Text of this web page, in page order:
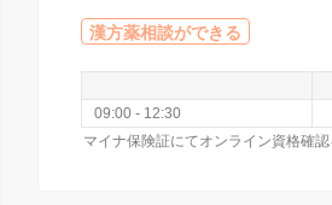
漢方薬相談ができる
09:00 - 12:30